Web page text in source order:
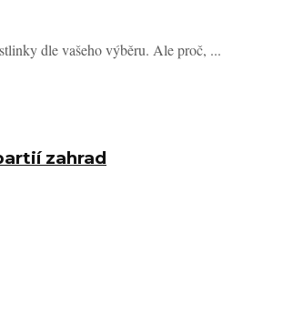
dle vašeho výběru. Ale proč, ...
zahrad